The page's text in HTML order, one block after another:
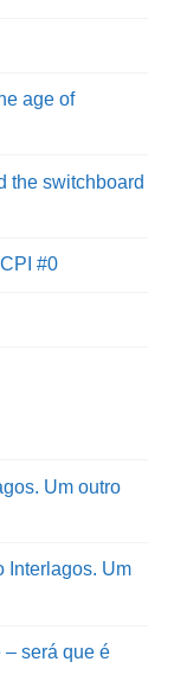
age of
the switchboard
#0
Um outro
Interlagos. Um
será que é